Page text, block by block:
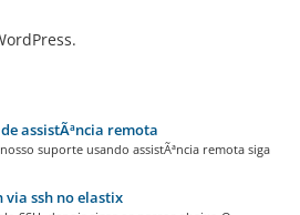
assistÃªncia remota
suporte usando assistÃªncia remota siga
via ssh no elastix